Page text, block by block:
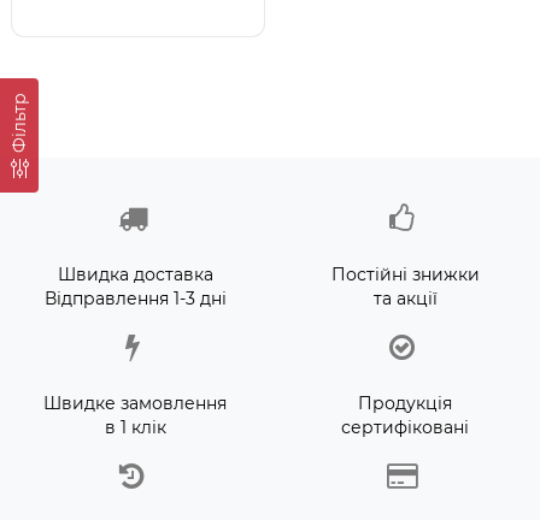
Фільтр
Швидка доставка
Відправлення 1-3 дні
Постійні знижки
та акції
Швидке замовлення
в 1 клік
Продукція
сертифіковані